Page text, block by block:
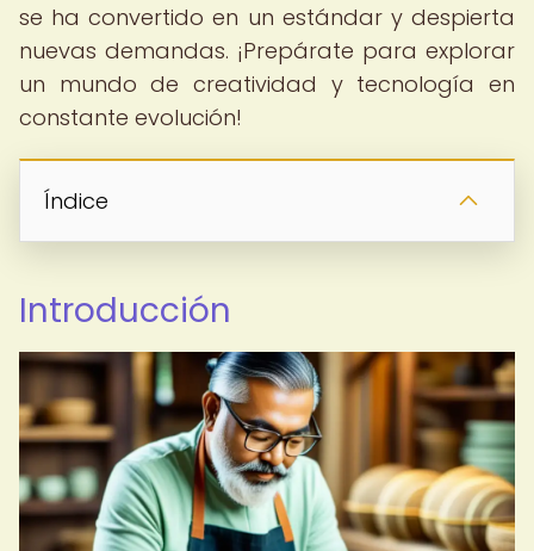
se ha convertido en un estándar y despierta
nuevas demandas. ¡Prepárate para explorar
un mundo de creatividad y tecnología en
constante evolución!
Índice
Introducción